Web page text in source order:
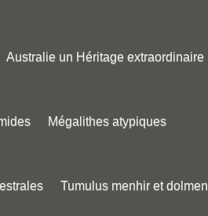
Australie un Héritage extraordinaire
Mégalithes atypiques
Tumulus menhir et dolmen